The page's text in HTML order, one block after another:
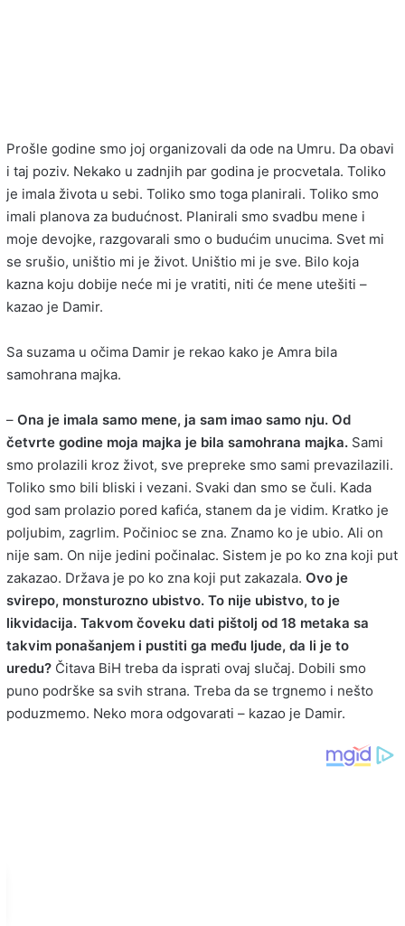
Prošle godine smo joj organizovali da ode na Umru. Da obavi
i taj poziv. Nekako u zadnjih par godina je procvetala. Toliko
je imala života u sebi. Toliko smo toga planirali. Toliko smo
imali planova za budućnost. Planirali smo svadbu mene i
moje devojke, razgovarali smo o budućim unucima. Svet mi
se srušio, uništio mi je život. Uništio mi je sve. Bilo koja
kazna koju dobije neće mi je vratiti, niti će mene utešiti –
kazao je Damir.
Sa suzama u očima Damir je rekao kako je Amra bila
samohrana majka.
– Ona je imala samo mene, ja sam imao samo nju. Od
četvrte godine moja majka je bila samohrana majka. Sami
smo prolazili kroz život, sve prepreke smo sami prevazilazili.
Toliko smo bili bliski i vezani. Svaki dan smo se čuli. Kada
god sam prolazio pored kafića, stanem da je vidim. Kratko je
poljubim, zagrlim. Počinioc se zna. Znamo ko je ubio. Ali on
nije sam. On nije jedini počinalac. Sistem je po ko zna koji put
zakazao. Država je po ko zna koji put zakazala. Ovo je
svirepo, monsturozno ubistvo. To nije ubistvo, to je
likvidacija. Takvom čoveku dati pištolj od 18 metaka sa
takvim ponašanjem i pustiti ga među ljude, da li je to
uredu? Čitava BiH treba da isprati ovaj slučaj. Dobili smo
puno podrške sa svih strana. Treba da se trgnemo i nešto
poduzmemo. Neko mora odgovarati – kazao je Damir.